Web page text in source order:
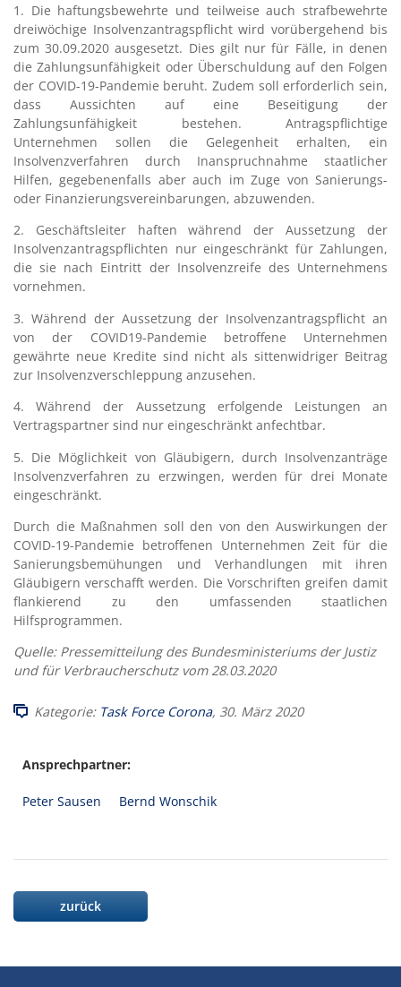
1. Die haftungsbewehrte und teilweise auch strafbewehrte
dreiwöchige Insolvenzantragspflicht wird vorübergehend bis
zum 30.09.2020 ausgesetzt. Dies gilt nur für Fälle, in denen
die Zahlungsunfähigkeit oder Überschuldung auf den Folgen
der COVID-19-Pandemie beruht. Zudem soll erforderlich sein,
dass Aussichten auf eine Beseitigung der
Zahlungsunfähigkeit bestehen. Antragspflichtige
Unternehmen sollen die Gelegenheit erhalten, ein
Insolvenzverfahren durch Inanspruchnahme staatlicher
Hilfen, gegebenenfalls aber auch im Zuge von Sanierungs-
oder Finanzierungsvereinbarungen, abzuwenden.
2. Geschäftsleiter haften während der Aussetzung der
Insolvenzantragspflichten nur eingeschränkt für Zahlungen,
die sie nach Eintritt der Insolvenzreife des Unternehmens
vornehmen.
3. Während der Aussetzung der Insolvenzantragspflicht an
von der COVID19-Pandemie betroffene Unternehmen
gewährte neue Kredite sind nicht als sittenwidriger Beitrag
zur Insolvenzverschleppung anzusehen.
4. Während der Aussetzung erfolgende Leistungen an
Vertragspartner sind nur eingeschränkt anfechtbar.
5. Die Möglichkeit von Gläubigern, durch Insolvenzanträge
Insolvenzverfahren zu erzwingen, werden für drei Monate
eingeschränkt.
Durch die Maßnahmen soll den von den Auswirkungen der
COVID-19-Pandemie betroffenen Unternehmen Zeit für die
Sanierungsbemühungen und Verhandlungen mit ihren
Gläubigern verschafft werden. Die Vorschriften greifen damit
flankierend zu den umfassenden staatlichen
Hilfsprogrammen.
Quelle: Pressemitteilung des Bundesministeriums der Justiz
und für Verbraucherschutz vom 28.03.2020
Kategorie: Task Force Corona, 30. März 2020
Ansprechpartner:
Peter Sausen Bernd Wonschik
zurück